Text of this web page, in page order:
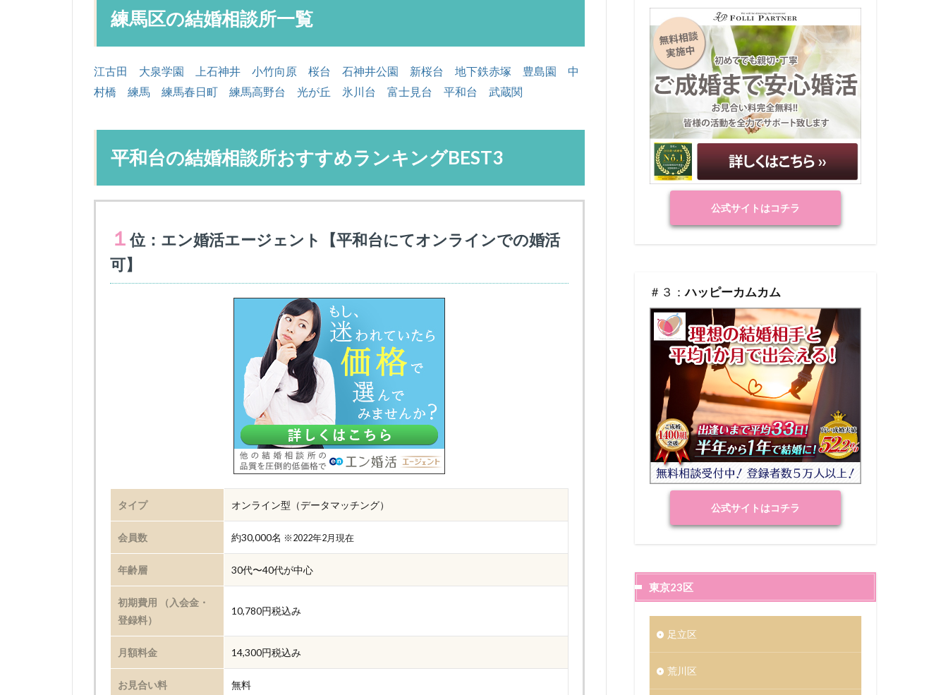
練馬区の結婚相談所一覧
江古田 大泉学園 上石神井 小竹向原 桜台 石神井公園 新桜台 地下鉄赤塚 豊島園
中
村橋
練馬 練馬春日町 練馬高野台 光が丘 氷川台 富士見台 平和台 武蔵関
平和台の結婚相談所おすすめランキングBEST3
１ 位：エン婚活エージェント【平和台にてオンラインでの婚活
可】
タイプ オンライン型（データマッチング）
会員数 約30,000名 ※2022年2月現在
年齢層 30代〜40代が中心
初期費用 （入会金・
登録料）
10,780円税込み
月額料金 14,300円税込み
お見合い料 無料
公式サイトはコチラ
＃３：ハッピーカムカム
公式サイトはコチラ
東京23区
足立区
荒川区